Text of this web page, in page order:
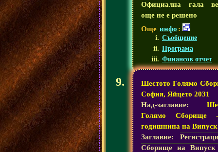
Официална гала
още не е решено
Още инфо :
Съобщение
Програма
Финансов отчет
Шестото Голямо
София, Яйцето 2031
Над-заглавие:
Голямо Сборище
годишнина на Випуск
Заглавие:
Сборище на Випуск